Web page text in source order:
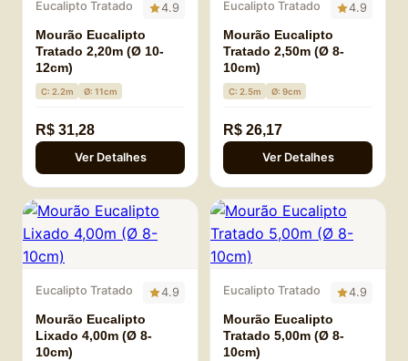
Eucalipto Tratado 4.9
Mourão Eucalipto
Tratado 2,20m (Ø 10-
12cm)
C: 2.2m Ø: 11cm
R$ 31,28
Ver Detalhes
Eucalipto Tratado 4.9
Mourão Eucalipto
Tratado 2,50m (Ø 8-
10cm)
C: 2.5m Ø: 9cm
R$ 26,17
Ver Detalhes
Eucalipto Tratado 4.9
Mourão Eucalipto
Lixado 4,00m (Ø 8-
10cm)
Eucalipto Tratado 4.9
Mourão Eucalipto
Tratado 5,00m (Ø 8-
10cm)